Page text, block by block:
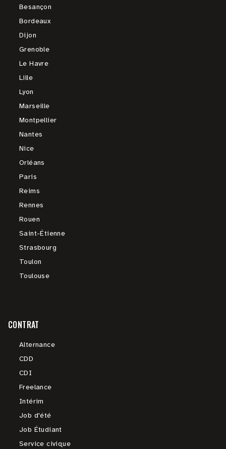
Besançon
Bordeaux
Dijon
Grenoble
Le Havre
Lille
Lyon
Marseille
Montpellier
Nantes
Nice
Orléans
Paris
Reims
Rennes
Rouen
Saint-Étienne
Strasbourg
Toulon
Toulouse
CONTRAT
Alternance
CDD
CDI
Freelance
Intérim
Job d'été
Job Étudiant
Service civique